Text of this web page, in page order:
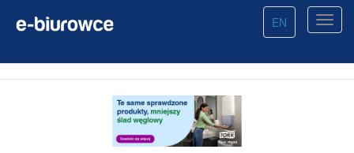
EN